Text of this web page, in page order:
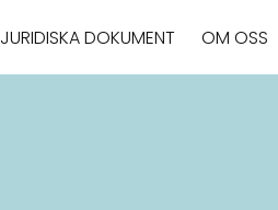
JURIDISKA DOKUMENT OM OSS